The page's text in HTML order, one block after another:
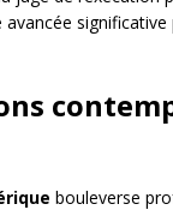
bouleverse